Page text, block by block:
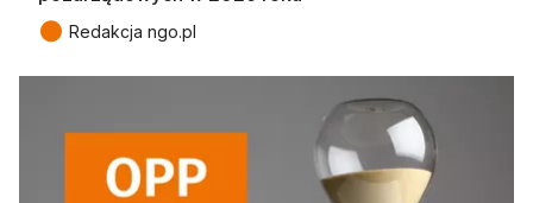
● Redakcja ngo.pl